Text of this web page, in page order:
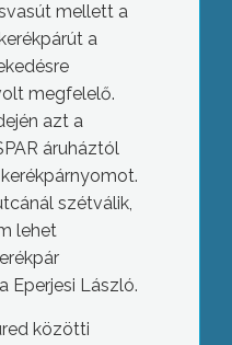
mellett a
a
megfelelő.
azt a
áruháztól
szétválik,
lehet
Eperjesi László.
közötti